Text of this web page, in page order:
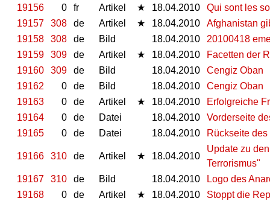
19156 0 fr Artikel ★ 18.04.2010
Qui sont les
19157
308 de Artikel ★ 18.04.2010
Afghanistan
19158
308 de Bild 18.04.2010
20100418
19159
309 de Artikel ★ 18.04.2010
Facetten der
19160
309 de Bild 18.04.2010
Cengiz Oban
19162
0 de Bild 18.04.2010
Cengiz Oban
19163
0 de Artikel ★ 18.04.2010
Erfolgreiche
19164
0 de Datei 18.04.2010
Vorderseite
19165
0 de Datei 18.04.2010 Rückseite
19166 310 de Artikel ★ 18.04.2010
Update zu
Terrorismus"
19167
310 de Bild 18.04.2010
Logo des
19168
0 de Artikel ★ 18.04.2010
Stoppt die